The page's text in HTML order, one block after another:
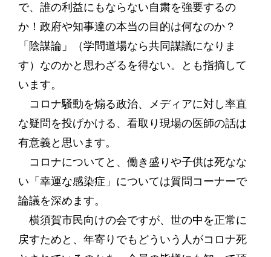
で、誰の利益にもならない自粛を強要するの
か！政府や知事達の本当の目的は何なのか？
「陰謀論」（学問道場なら共同謀議になりま
す）なのかと思わざるを得ない。とも指摘して
います。
コロナ騒動を煽る政治、メディアに対し率直
な疑問を投げかける、看取り現場の医師の話は
有意義と思います。
コロナについてと、働き盛りや子供は死なな
い「幸運な感染症」については質問コーナーで
論議を深めます。
横須賀市民向けの会ですが、世の中を正常に
戻すためと、年寄りでもどういう人がコロナ死